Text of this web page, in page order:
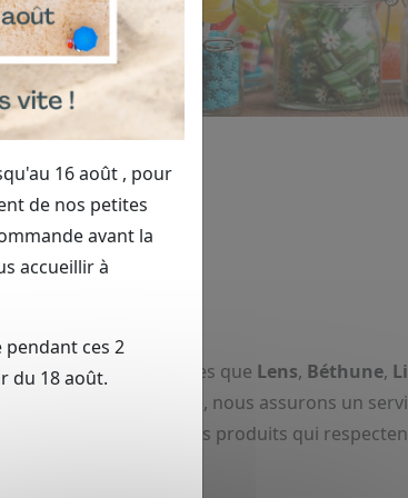
16 août , pour
de nos petites
avant la
accueillir à
pendant ces 2
du 18 août.
et Lillers
les villes voisines telles que Lens, Béthune,
unique à Béthune, nous assurons un
en proposant des produits qui